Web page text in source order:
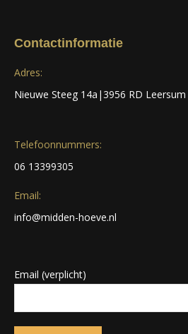
Contactinformatie
Adres:
Nieuwe Steeg 14a|3956 RD Leersum
Telefoonnummers:
06 13399305
Email:
info@midden-hoeve.nl
Email (verplicht)